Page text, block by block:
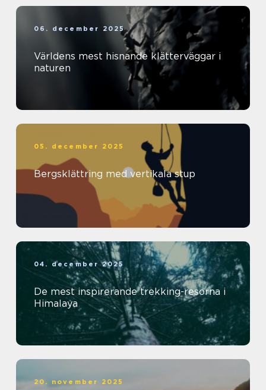
06. december 2025
Världens mest hisnande klätterväggar i
naturen
05. december 2025
Bergsklättring med vertikala stup
04. december 2025
De mest inspirerande trekking-resorna i
Himalaya
20. november 2025